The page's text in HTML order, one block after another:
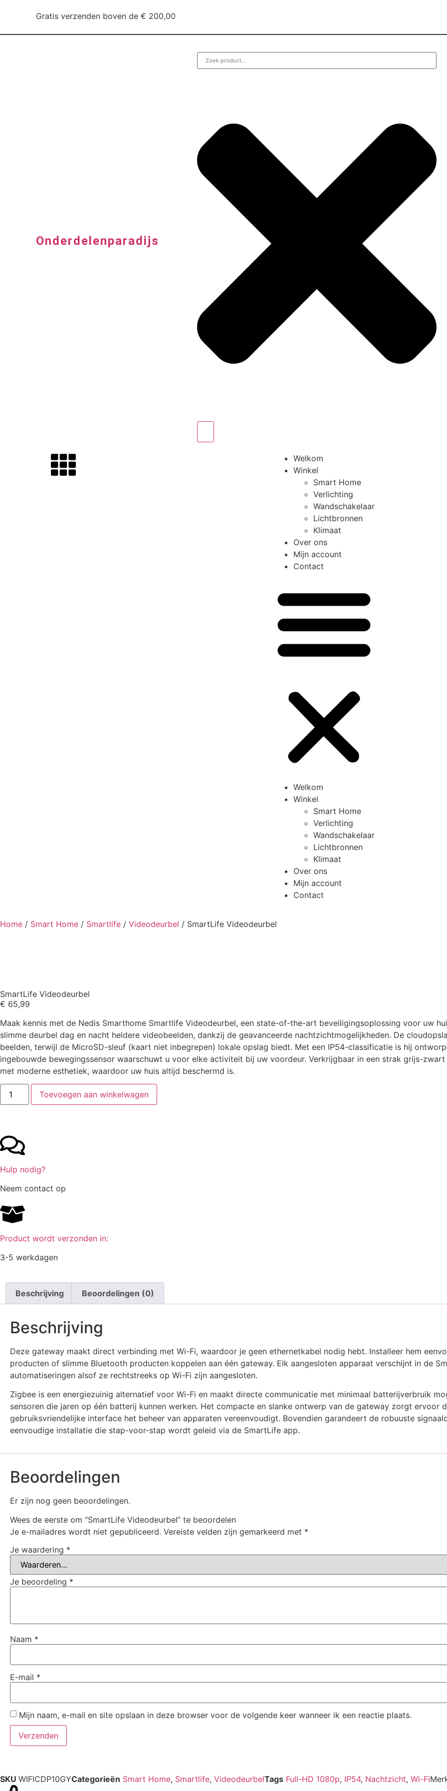
Gratis verzenden boven de € 200,00
Onderdelenparadijs
Welkom
Winkel
Smart Home
Verlichting
Wandschakelaar
Lichtbronnen
Klimaat
Over ons
Mijn account
Contact
Welkom
Winkel
Smart Home
Verlichting
Wandschakelaar
Lichtbronnen
Klimaat
Over ons
Mijn account
Contact
Home / Smart Home / Smartlife / Videodeurbel / SmartLife Videodeurbel
SmartLife Videodeurbel
€ 65,99
Maak kennis met de Nedis Smarthome Smartlife Videodeurbel, een state-of-the-art beveiligingsoplossing voor uw
slimme deurbel dag en nacht heldere videobeelden, dankzij de geavanceerde nachtzichtmogelijkheden. De
beelden, terwijl de MicroSD-sleuf (kaart niet inbegrepen) lokale opslag biedt. Met een IP54-classificatie is hij
ingebouwde bewegingssensor waarschuwt u voor elke activiteit bij uw voordeur. Verkrijgbaar in een strak grijs-
met moderne esthetiek, waardoor uw huis altijd beschermd is.
Toevoegen aan winkelwagen
Hulp nodig?
Neem contact op
Product wordt verzonden in:
3-5 werkdagen
Beschrijving Beoordelingen (0)
Beschrijving
Deze gateway maakt direct verbinding met Wi-Fi, waardoor je geen ethernetkabel nodig hebt. Installeer hem
producten of slimme Bluetooth producten koppelen aan één gateway. Elk aangesloten apparaat verschijnt in de
automatiseringen alsof ze rechtstreeks op Wi-Fi zijn aangesloten.
Zigbee is een energiezuinig alternatief voor Wi-Fi en maakt directe communicatie met minimaal batterijverbruik
sensoren die jaren op één batterij kunnen werken. Het compacte en slanke ontwerp van de gateway zorgt
gebruiksvriendelijke interface het beheer van apparaten vereenvoudigt. Bovendien garandeert de robuuste
eenvoudige installatie die stap-voor-stap wordt geleid via de SmartLife app.
Beoordelingen
Er zijn nog geen beoordelingen.
Wees de eerste om “SmartLife Videodeurbel” te beoordelen
Je e-mailadres wordt niet gepubliceerd. Vereiste velden zijn gemarkeerd met *
Je waardering *
Je beoordeling *
Naam *
E-mail *
Mijn naam, e-mail en site opslaan in deze browser voor de volgende keer wanneer ik een reactie plaats.
SKU WIFICDP10GYCategorieën Smart Home, Smartlife, VideodeurbelTags Full-HD 1080p, IP54, Nachtzicht, Wi-Fi